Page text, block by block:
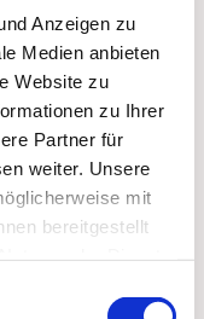
Anzeigen zu
Medien anbieten
Website zu
zu Ihrer
Partner für
weiter. Unsere
mit
bereitgestellt